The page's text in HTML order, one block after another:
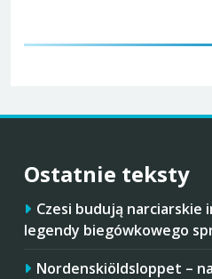
Ostatnie teksty
Czesi budują narciarskie
legendy biegówkowego
Nordenskiöldsloppet –